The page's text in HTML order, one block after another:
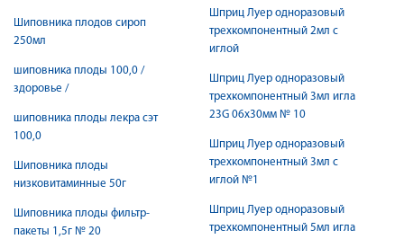
Шиповника плодов сироп
250мл
шиповника плоды 100,0 /
здоровье /
шиповника плоды лекра сэт
100,0
Шиповника плоды
низковитаминные 50г
Шиповника плоды фильтр-
пакеты 1,5г № 20
Шприц Луер одноразовый
трехкомпонентный 2мл с
иглой
Шприц Луер одноразовый
трехкомпонентный 3мл игла
23G 06х30мм № 10
Шприц Луер одноразовый
трехкомпонентный 3мл с
иглой №1
Шприц Луер одноразовый
трехкомпонентный 5мл игла